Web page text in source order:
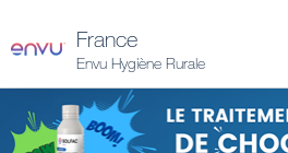
France
Envu Hygiène Rurale
Solutions